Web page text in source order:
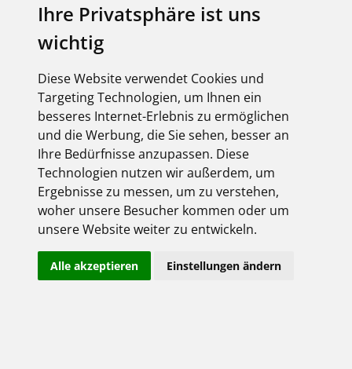
Ihre Privatsphäre ist uns
wichtig
Diese Website verwendet Cookies und
Targeting Technologien, um Ihnen ein
besseres Internet-Erlebnis zu ermöglichen
und die Werbung, die Sie sehen, besser an
Ihre Bedürfnisse anzupassen. Diese
Technologien nutzen wir außerdem, um
Ergebnisse zu messen, um zu verstehen,
woher unsere Besucher kommen oder um
unsere Website weiter zu entwickeln.
Alle akzeptieren Einstellungen ändern
Sitz: Neu-Ulm
Registergericht Memmingen HRB 7239
Geschäftsführer: Robert Liebl
Datenschutzbeauftragter:
ELEKTRO-GROSSHANDEL THEODOR MAIER GmbH
Udo Kleber
Fax-Nr.: (0731) 7075-599